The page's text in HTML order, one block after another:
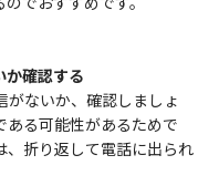
か確認する
がないか、確認しましょ
ある可能性があるためで
、折り返して電話に出られ